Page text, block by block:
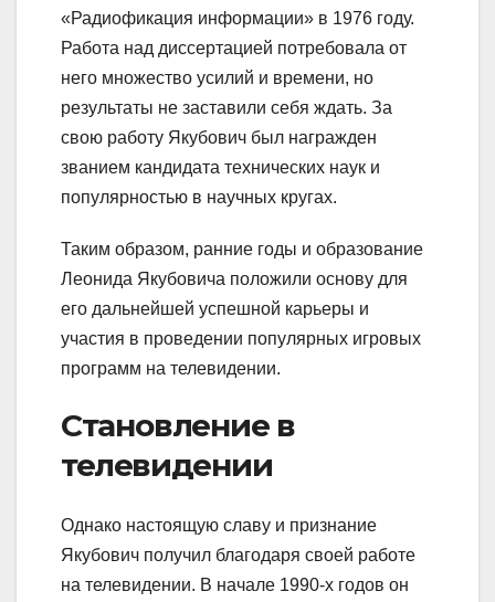
«Радиофикация информации» в 1976 году.
Работа над диссертацией потребовала от
него множество усилий и времени, но
результаты не заставили себя ждать. За
свою работу Якубович был награжден
званием кандидата технических наук и
популярностью в научных кругах.
Таким образом, ранние годы и образование
Леонида Якубовича положили основу для
его дальнейшей успешной карьеры и
участия в проведении популярных игровых
программ на телевидении.
Становление в
телевидении
Однако настоящую славу и признание
Якубович получил благодаря своей работе
на телевидении. В начале 1990-х годов он